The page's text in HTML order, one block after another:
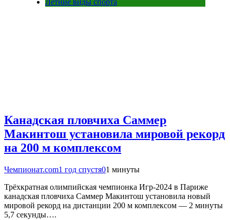
Канадская пловчиха Саммер
Макинтош установила мировой рекорд
на 200 м комплексом
Чемпионат.com1 год спустя01 минуты
Трёхкратная олимпийская чемпионка Игр-2024 в Париже
канадская пловчиха Саммер Макинтош установила новый
мировой рекорд на дистанции 200 м комплексом — 2 минуты
5,7 секунды….